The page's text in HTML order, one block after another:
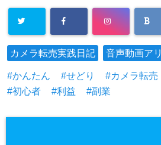
カメラ転売実践日記 音声動画アリ
かんたん せどり カメラ転売
初心者
利益 副業